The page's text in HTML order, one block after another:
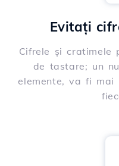
Evitați
Cifrele și cratimele
de tastare; un
elemente, va fi mai